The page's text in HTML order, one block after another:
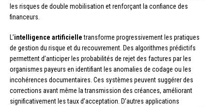
les risques de double mobilisation et renforçant la confiance des
financeurs.
L’intelligence artificielletransforme progressivement les pratiques
de gestion du risque et du recouvrement. Des algorithmes prédictifs
permettent d’anticiper les probabilités de rejet des factures par les
organismes payeurs en identifiant les anomalies de codage ou les
incohérences documentaires. Ces systèmes peuvent suggérer des
corrections avant même la transmission des créances, améliorant
significativement les taux d’acceptation. D’autres applications